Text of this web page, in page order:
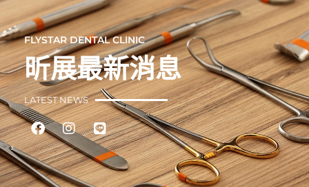
FLYSTAR DENTAL CLINIC
昕展最新消息
LATEST NEWS
FacebookInstagram
Line